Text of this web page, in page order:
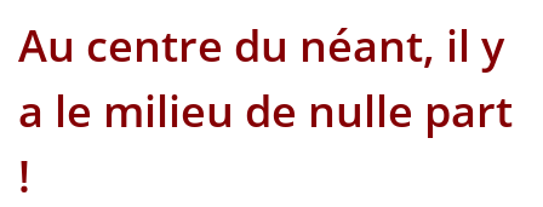
Au centre du néant, il y
a le milieu de nulle part
!